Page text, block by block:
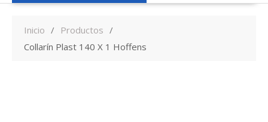
Inicio
Productos
Collarín Plast 140 X 1 Hoffens